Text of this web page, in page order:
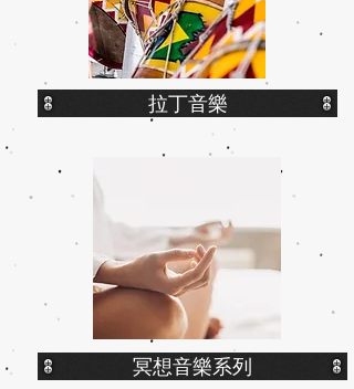
拉丁音樂
冥想音樂系列